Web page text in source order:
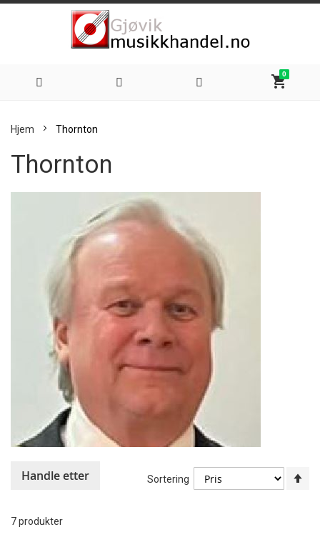
shopping_cart
0
innhold
Hjem Thornton
Thornton
7produkter
Sortering
Handle etter